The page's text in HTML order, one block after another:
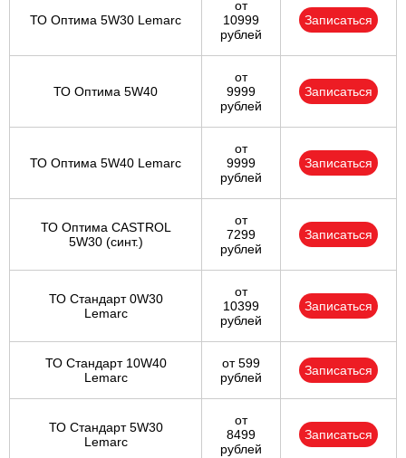
ТО Оптима 5W30 Lemarc
от
10999
рублей
Записаться
ТО Оптима 5W40
от
9999
рублей
Записаться
ТО Оптима 5W40 Lemarc
от
9999
рублей
Записаться
ТО Оптима CASTROL
5W30 (синт.)
от
7299
рублей
Записаться
ТО Стандарт 0W30
Lemarc
от
10399
рублей
Записаться
ТО Стандарт 10W40
Lemarc
от 599
рублей
Записаться
ТО Стандарт 5W30
Lemarc
от
8499
рублей
Записаться